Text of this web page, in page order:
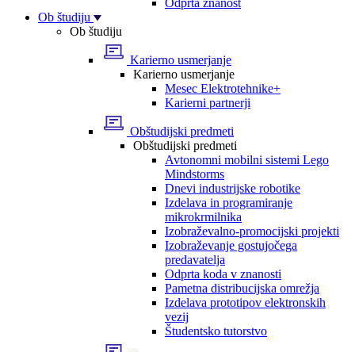
Odprta znanost
Ob študiju
Ob študiju
Karierno usmerjanje
Karierno usmerjanje
Mesec Elektrotehnike+
Karierni partnerji
Obštudijski predmeti
Obštudijski predmeti
Avtonomni mobilni sistemi Lego
Mindstorms
Dnevi industrijske robotike
Izdelava in programiranje
mikrokrmilnika
Izobraževalno-promocijski projekti
Izobraževanje gostujočega
predavatelja
Odprta koda v znanosti
Pametna distribucijska omrežja
Izdelava prototipov elektronskih
vezij
Študentsko tutorstvo